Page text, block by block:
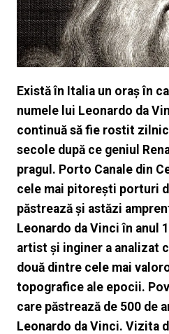
Există în Italia un oraș în
numele lui Leonardo da
continuă să fie rostit
secole după ce geniul
pragul. Porto Canale din
cele mai pitorești porturi
păstrează și astăzi
Leonardo da Vinci în anul
artist și inginer a analizat
două dintre cele mai
topografice ale epocii.
care păstrează de 500 de
Leonardo da Vinci. Vizita